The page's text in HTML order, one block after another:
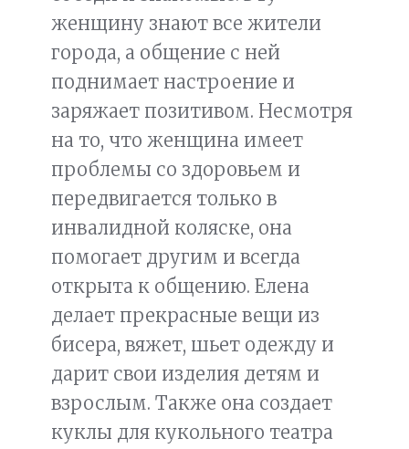
женщину знают все жители
города, а общение с ней
поднимает настроение и
заряжает позитивом. Несмотря
на то, что женщина имеет
проблемы со здоровьем и
передвигается только в
инвалидной коляске, она
помогает другим и всегда
открыта к общению. Елена
делает прекрасные вещи из
бисера, вяжет, шьет одежду и
дарит свои изделия детям и
взрослым. Также она создает
куклы для кукольного театра